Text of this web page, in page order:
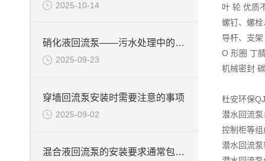
2025-10-14
硝化液回流泵——污水处理中的关键角色
2025-09-23
穿墙回流泵安装时需要注意的事项
2025-09-02
混合液回流泵的安装要求通常包括以下几个方面
叶 轮 优质
螺钉、螺
导杆、支
O 形圈 丁
机械密封
杜安环保
潜水回流
控制柜等组
潜水回流